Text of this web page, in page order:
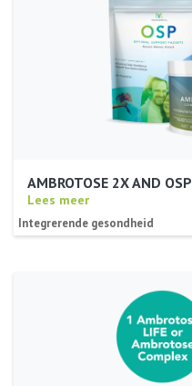
AMBROTOSE 2X AND OSP
Lees meer
Integrerende gesondheid